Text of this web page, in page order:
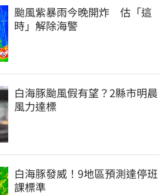
颱風紫暴雨今晚開炸　估「這
時」解除海警
白海豚颱風假有望？2縣市明晨
風力達標
白海豚發威！9地區預測達停班
課標準